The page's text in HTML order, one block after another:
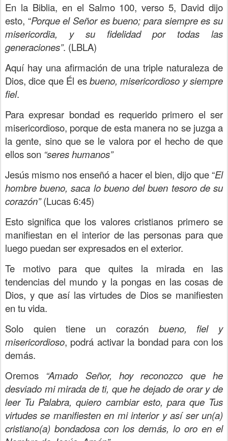
En la Biblia, en el Salmo 100, verso 5, David dijo
esto, “Porque el Señor es bueno; para siempre es su
misericordia, y su fidelidad por todas las
generaciones”. (LBLA)
Aquí hay una afirmación de una triple naturaleza de
Dios, dice que Él esbueno, misericordioso y siempre
fiel.
Para expresar bondad es requerido primero el ser
misericordioso, porque de esta manera no se juzga a
la gente, sino que se le valora por el hecho de que
ellos son “seres humanos”
Jesús mismo nos enseñó a hacer el bien, dijo que “El
hombre bueno, saca lo bueno del buen tesoro de su
corazón”(Lucas 6:45)
Esto significa que los valores cristianos primero se
manifiestan en el interior de las personas para que
luego puedan ser expresados en el exterior.
Te motivo para que quites la mirada en las
tendencias del mundo y la pongas en las cosas de
Dios, y que así las virtudes de Dios se manifiesten
en tu vida.
Solo quien tiene un corazón bueno, fiel y
misericordioso, podrá activar la bondad para con los
demás.
Oremos “Amado Señor, hoy reconozco que he
desviado mi mirada de ti, que he dejado de orar y de
leer Tu Palabra, quiero cambiar esto, para que Tus
virtudes se manifiesten en mi interior y así ser un(a)
cristiano(a) bondadosa con los demás, lo oro en el